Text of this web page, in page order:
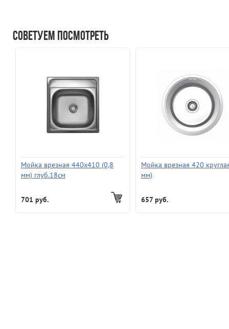
Советуем посмотреть
Мойка врезная 440х410 (0,8
мм) глуб.18см
701 руб.
Мойка врезная 420
мм)
657 руб.